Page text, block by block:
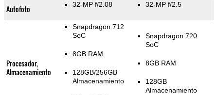
Autofoto 32-MP f/2.08 32-MP f/2.5
Procesador,
Almacenamiento
Snapdragon 712
SoC
8GB RAM
128GB/256GB
Almacenamiento
Snapdragon 720
SoC
8GB RAM
128GB
Almacenamiento